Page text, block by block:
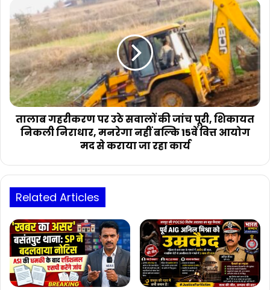
गहरीकरण
पर
उठे
सवालों
की
जांच
पूरी,
शिकायत
निकली
निराधार,
बल्कि
वित्त
आयोग
मद
से
कराया
जा
रहा
कार्य
तालाब गहरीकरण पर उठे सवालों की जांच पूरी, शिकायत
निकली निराधार, मनरेगा नहीं बल्कि 15वें वित्त आयोग
मद से कराया जा रहा कार्य
Related Articles